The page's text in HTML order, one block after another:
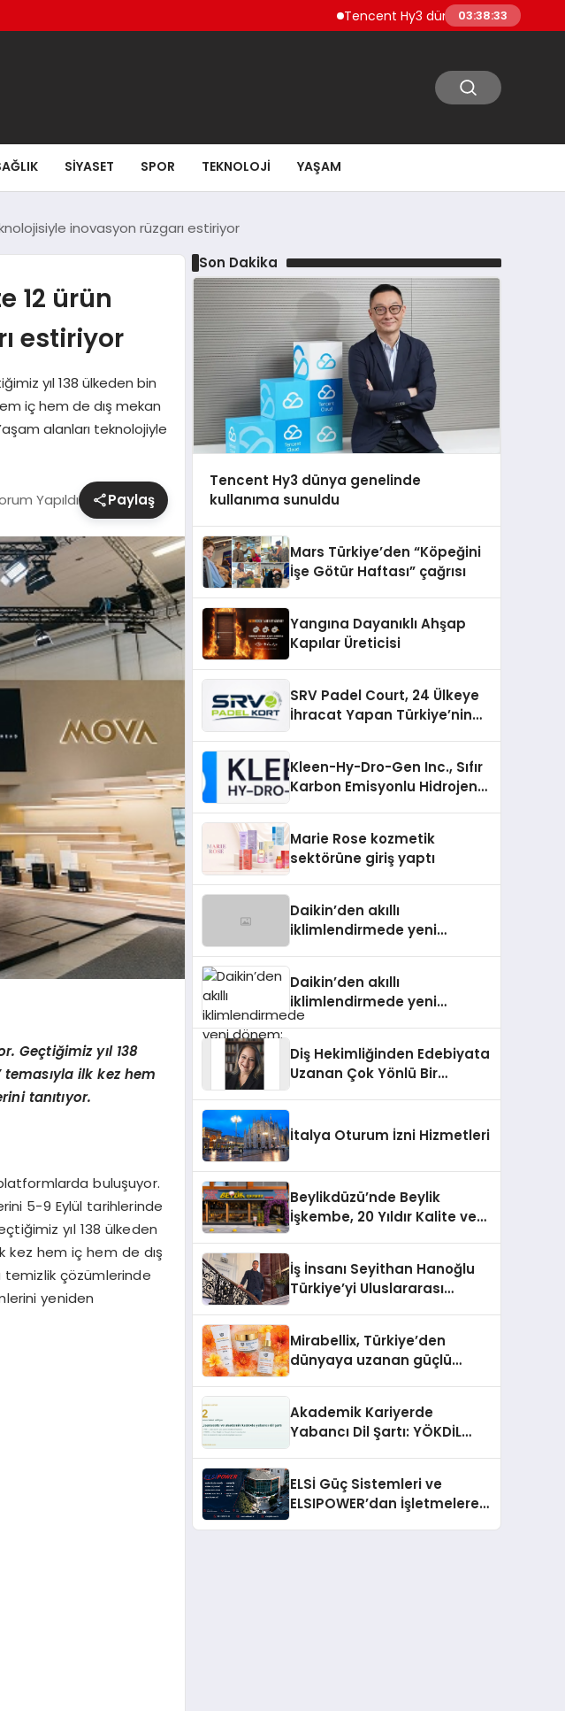
Tencent Hy3 dünya genelinde kullanıma
03:38:35
SIYASET SPOR TEKNOLOJI YAŞAM
inovasyon rüzgarı estiriyor
12 ürün
estiriyor
yıl 138 ülkeden bin
iç hem de dış mekan
alanları teknolojiyle
Yapıldı Paylaş
Geçtiğimiz yıl 138
temasıyla ilk kez hem
tanıtıyor.
buluşuyor.
5-9 Eylül tarihlerinde
yıl 138 ülkeden
kez hem iç hem de dış
temizlik çözümlerinde
yeniden
Son Dakika
Tencent Hy3 dünya genelinde
kullanıma sunuldu
Mars Türkiye’den “Köpeğini
İşe Götür Haftası” çağrısı
Yangına Dayanıklı Ahşap
Kapılar Üreticisi
SRV Padel Court, 24 Ülkeye
İhracat Yapan Türkiye’nin
Kleen-Hy-Dro-Gen Inc., Sıfır
Karbon Emisyonlu Hidrojen
Aldı
Marie Rose kozmetik
sektörüne giriş yaptı
Daikin’den akıllı
iklimlendirmede yeni
Daikin’den akıllı
iklimlendirmede yeni
dönem: Madoka Plus
Diş Hekimliğinden Edebiyata
Uzanan Çok Yönlü Bir
İtalya Oturum İzni Hizmetleri
Beylikdüzü’nde Beylik
İşkembe, 20 Yıldır Kalite ve
İş İnsanı Seyithan Hanoğlu
Türkiye’yi Uluslararası
Mirabellix, Türkiye’den
dünyaya uzanan güçlü
Akademik Kariyerde
Yabancı Dil Şartı: YÖKDİL
ELSİ Güç Sistemleri ve
ELSIPOWER’dan İşletmelere